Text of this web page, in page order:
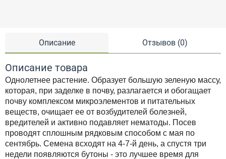
Описание Отзывов (0)
Описание товара
Однолетнее растение. Образует большую зеленую массу,
которая, при заделке в почву, разлагается и обогащает
почву комплексом микроэлементов и питательных
веществ, очищает ее от возбудителей болезней,
вредителей и активно подавляет нематоды. Посев
проводят сплошным рядковым способом с мая по
сентябрь. Семена всходят на 4-7-й день, а спустя три
недели появляются бутоны - это лучшее время для